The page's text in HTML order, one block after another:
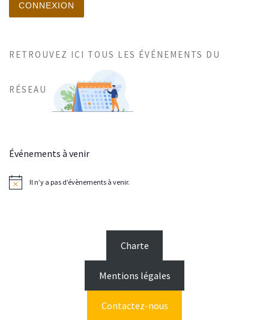
CONNEXION
RETROUVEZ ICI TOUS LES ÉVÉNEMENTS DU
RÉSEAU
Événements à venir
Il n’y a pas d’évènements à venir.
Charte
Mentions légales
Contactez-nous